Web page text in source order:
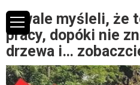
Drwale myśleli, że
pracy, dopóki nie
drzewa i…